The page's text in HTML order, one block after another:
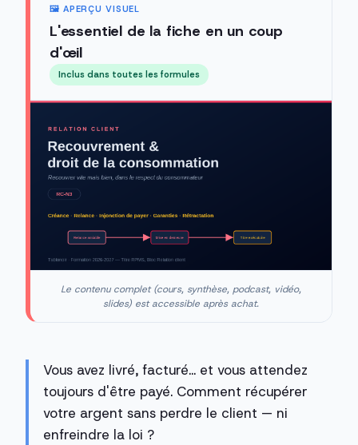
🖼️ APERÇU VISUEL
L'essentiel de la fiche en un coup
d'œil
Inclus dans toutes les formules
Le contenu complet (cours, synthèse, podcast, vidéo,
slides) est accessible après achat.
Vous avez livré, facturé... et vous attendez
toujours d'être payé. Comment récupérer
votre argent sans perdre le client — ni
enfreindre la loi ?